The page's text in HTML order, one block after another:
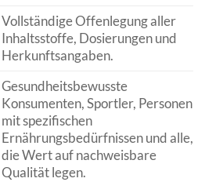
Vollständige Offenlegung aller
Inhaltsstoffe, Dosierungen und
Herkunftsangaben.
Gesundheitsbewusste
Konsumenten, Sportler, Personen
mit spezifischen
Ernährungsbedürfnissen und alle,
die Wert auf nachweisbare
Qualität legen.